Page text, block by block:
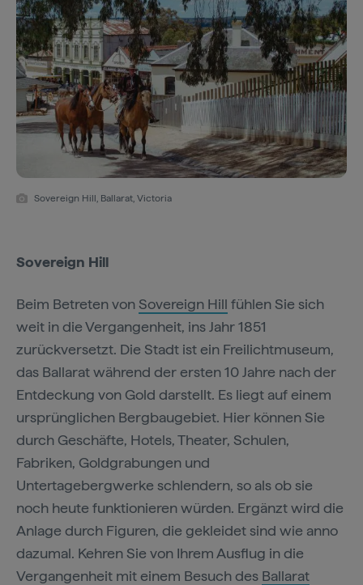
Sovereign Hill, Ballarat, Victoria
Sovereign Hill
Beim Betreten vonSovereign Hill fühlen Sie sich
weit in die Vergangenheit, ins Jahr 1851
zurückversetzt. Die Stadt ist ein Freilichtmuseum,
das Ballarat während der ersten 10 Jahre nach der
Entdeckung von Gold darstellt. Es liegt auf einem
ursprünglichen Bergbaugebiet. Hier können Sie
durch Geschäfte, Hotels, Theater, Schulen,
Fabriken, Goldgrabungen und
Untertagebergwerke schlendern, so als ob sie
noch heute funktionieren würden. Ergänzt wird die
Anlage durch Figuren, die gekleidet sind wie anno
dazumal. Kehren Sie von Ihrem Ausflug in die
Vergangenheit mit einem Besuch des Ballarat